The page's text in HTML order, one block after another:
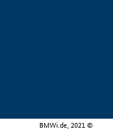
BMWi.de, 2021 ©